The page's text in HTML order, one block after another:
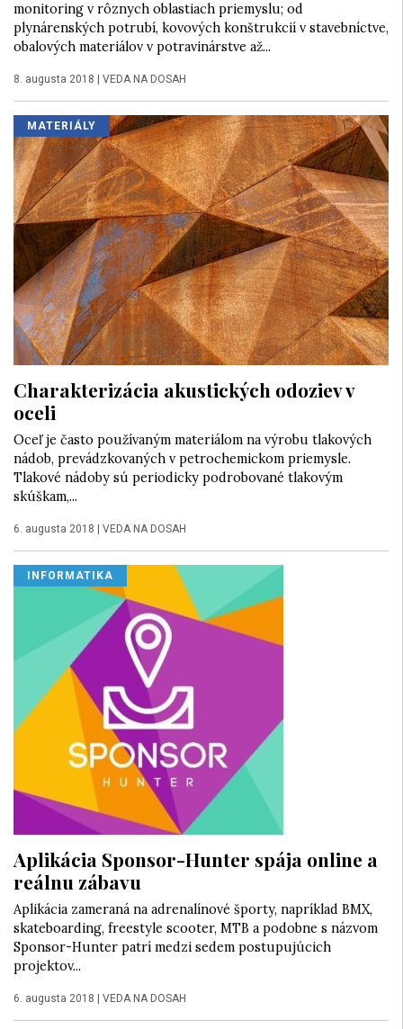
monitoring v rôznych oblastiach priemyslu; od
plynárenských potrubí, kovových konštrukcií v stavebníctve,
obalových materiálov v potravinárstve až...
8. augusta 2018 VEDA NA DOSAH
MATERIÁLY
Charakterizácia akustických odoziev v
oceli
Oceľ je často používaným materiálom na výrobu tlakových
nádob, prevádzkovaných v petrochemickom priemysle.
Tlakové nádoby sú periodicky podrobované tlakovým
skúškam,...
6. augusta 2018 VEDA NA DOSAH
INFORMATIKA
Aplikácia Sponsor-Hunter spája online a
reálnu zábavu
Aplikácia zameraná na adrenalínové športy, napríklad BMX,
skateboarding, freestyle scooter, MTB a podobne s názvom
Sponsor-Hunter patrí medzi sedem postupujúcich
projektov...
6. augusta 2018 VEDA NA DOSAH